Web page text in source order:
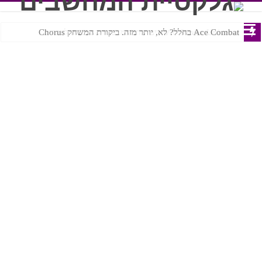
Ace Combat בחלל? לא, יותר מזה. ביקורת המשחק Chorus
Steven Universe והשירים שתורגמו בצורה נוראית לעברית